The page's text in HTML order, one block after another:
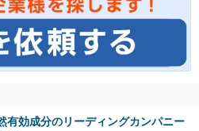
有効成分のリーディングカンパニー